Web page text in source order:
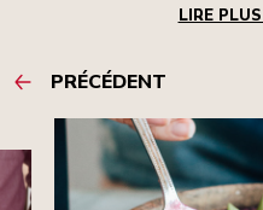
LIRE
PRÉCÉDENT